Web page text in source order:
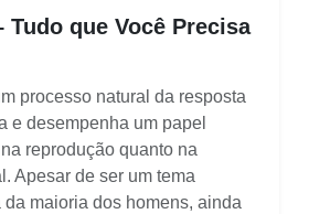
Tudo que Você Precisa
processo natural da resposta
e desempenha um papel
reprodução quanto na
Apesar de ser um tema
da maioria dos homens, ainda